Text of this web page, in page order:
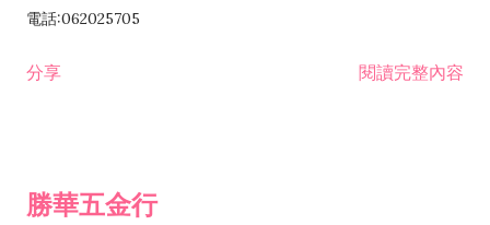
電話:062025705
分享 閱讀完整內容
勝華五金行